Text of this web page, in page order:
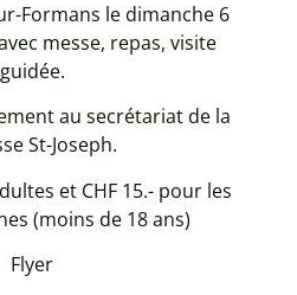
Formans le dimanche 6
messe, repas, visite
guidée.
au secrétariat de la
St-Joseph.
et CHF 15.- pour les
(moins de 18 ans)
Flyer